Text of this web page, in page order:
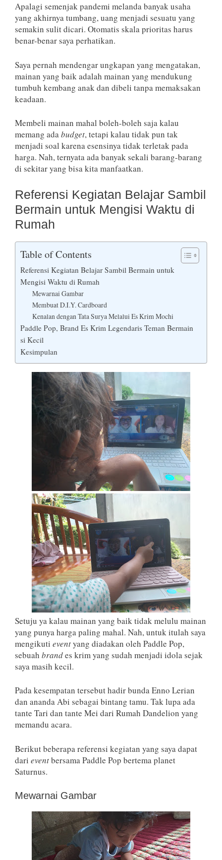
Apalagi semenjak pandemi melanda banyak usaha
yang akhirnya tumbang, uang menjadi sesuatu yang
semakin sulit dicari. Otomatis skala prioritas harus
benar-benar saya perhatikan.
Saya pernah mendengar ungkapan yang mengatakan,
mainan yang baik adalah mainan yang mendukung
tumbuh kembang anak dan dibeli tanpa memaksakan
keadaan.
Membeli mainan mahal boleh-boleh saja kalau
memang adabudget, tetapi kalau tidak pun tak
menjadi soal karena esensinya tidak terletak pada
harga. Nah, ternyata ada banyak sekali barang-barang
di sekitar yang bisa kita manfaatkan.
Referensi Kegiatan Belajar Sambil
Bermain untuk Mengisi Waktu di
Rumah
Table of Contents
Referensi Kegiatan Belajar Sambil Bermain untuk
Mengisi Waktu di Rumah
Mewarnai Gambar
Membuat D.I.Y. Cardboard
Kenalan dengan Tata Surya Melalui Es Krim Mochi
Paddle Pop, Brand Es Krim Legendaris Teman Bermain
si Kecil
Kesimpulan
Setuju ya kalau mainan yang baik tidak melulu mainan
yang punya harga paling mahal. Nah, untuk itulah saya
mengikuti eventyang diadakan oleh Paddle Pop,
sebuah brandes krim yang sudah menjadi idola sejak
saya masih kecil.
Pada kesempatan tersebut hadir bunda Enno Lerian
dan ananda Abi sebagai bintang tamu. Tak lupa ada
tante Tari dan tante Mei dari Rumah Dandelion yang
memandu acara.
Berikut beberapa referensi kegiatan yang saya dapat
dari eventbersama Paddle Pop bertema planet
Saturnus.
Mewarnai Gambar